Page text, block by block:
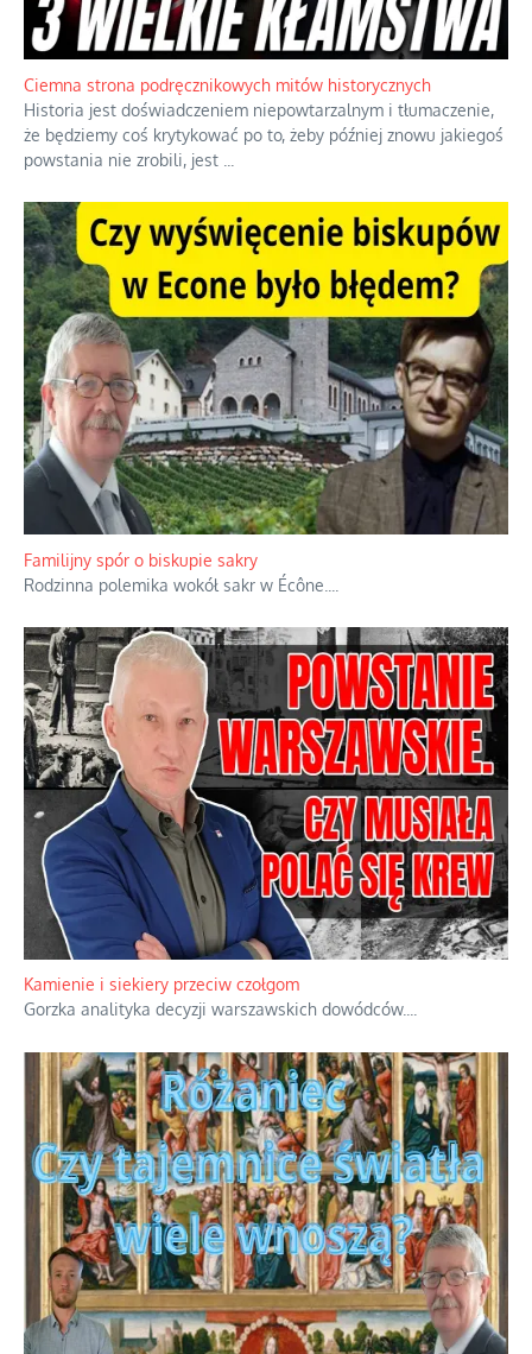
Ciemna strona podręcznikowych mitów historycznych
Historia jest doświadczeniem niepowtarzalnym i tłumaczenie,
że będziemy coś krytykować po to, żeby później znowu jakiegoś
powstania nie zrobili, jest
Familijny spór o biskupie sakry
Rodzinna polemika wokół sakr w Écône.
Kamienie i siekiery przeciw czołgom
Gorzka analityka decyzji warszawskich dowódców.